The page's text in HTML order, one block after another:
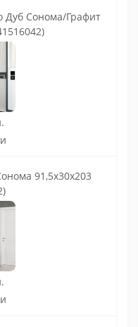
Дуб Сонома/Графит
91,5х30х203